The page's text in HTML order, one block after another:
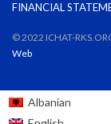
FINANCIAL
© 2022 ICHAT-
Web
Albanian